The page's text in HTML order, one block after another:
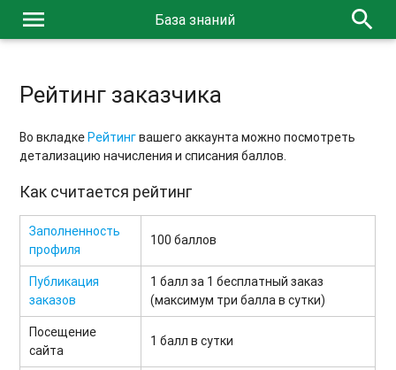
menu База знаний search
Рейтинг заказчика
Во вкладкеРейтингвашего аккаунта можно посмотреть
детализацию начисления и списания баллов.
Как считается рейтинг
Заполненность
профиля
100 баллов
Публикация
заказов
1 балл за 1 бесплатный заказ
(максимум три балла в сутки)
Посещение
сайта
1 балл в сутки